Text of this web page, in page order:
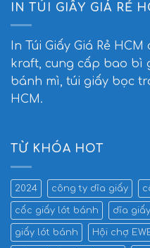
IN TÚI GIẤY GIÁ RẺ
In Túi Giấy Giá Rẻ HCM
kraft, cung cấp bao bì
bánh mì, túi giấy bọc
HCM.
TỪ KHÓA HOT
2024 công ty dĩa giấy
cốc giấy lót bánh dĩa giấy
giấy lót bánh Hội chợ